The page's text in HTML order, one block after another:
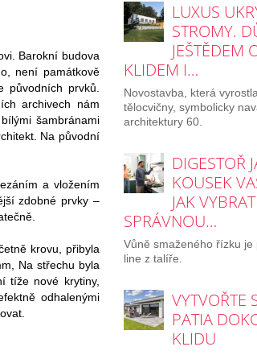
Barokní budova
není památkově
prvků.
archivech nám
šambránami
Na původní
a vložením
zdobné prvky –
krovu, přibyla
Na střechu byla
tíže nové krytiny,
odhalenými
LUXUS
STROMY.
JEŠTĚDEM
KLIDEM I…
Novostavba, která
tělocvičny, symbolicky
architektury 60.
DIGESTOŘ
KOUSEK
JAK
SPRÁVNOU…
Vůně smaženého řízku
line z talíře.
VYTVOŘTE
PATIA
KLIDU